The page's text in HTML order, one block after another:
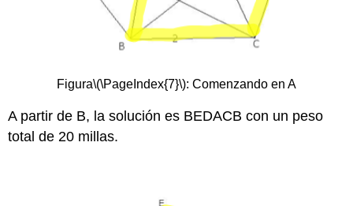
Figura\(\PageIndex{7}\): Comenzando en A
A partir de B, la solución es BEDACB con un peso
total de 20 millas.